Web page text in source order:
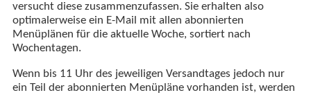
versucht diese zusammenzufassen. Sie erhalten also
optimalerweise ein E-Mail mit allen abonnierten
Menüplänen für die aktuelle Woche, sortiert nach
Wochentagen.
Wenn bis 11 Uhr des jeweiligen Versandtages jedoch nur
ein Teil der abonnierten Menüpläne vorhanden ist, werden